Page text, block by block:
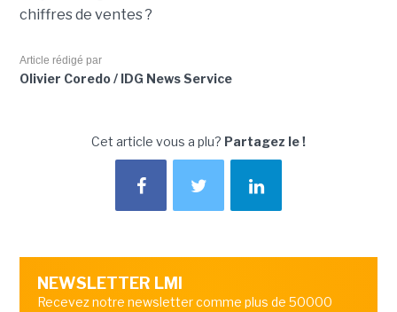
chiffres de ventes ?
Article rédigé par
Olivier Coredo / IDG News Service
Cet article vous a plu? Partagez le !
NEWSLETTER LMI
Recevez notre newsletter comme plus de 50000